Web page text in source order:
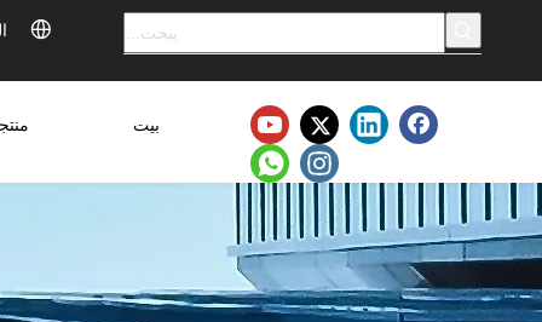
بيت